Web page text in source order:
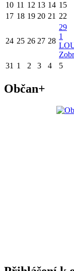
10 11 12 13 14 15
17 18 19 20 21 22
24 25 26 27 28
29
1
31 1 2 3 4 5
Občan+